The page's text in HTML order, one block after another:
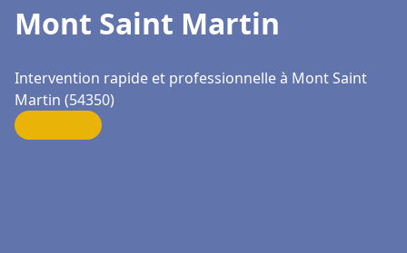
Mont Saint Martin
Intervention rapide et professionnelle à Mont Saint
Martin (54350)